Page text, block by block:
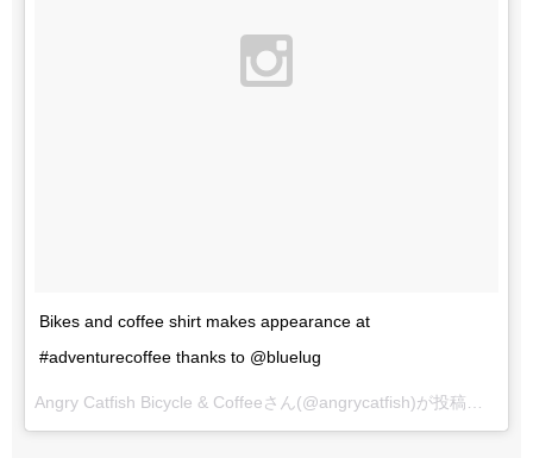
Bikes and coffee shirt makes appearance at
#adventurecoffee thanks to @bluelug